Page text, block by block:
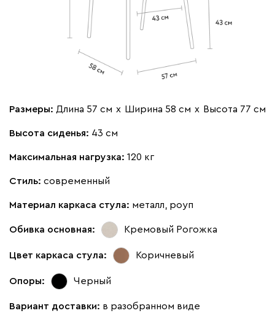
Размеры: Длина 57 см х Ширина 58 см х Высота 77 см
Высота сиденья: 43 см
Максимальная нагрузка: 120 кг
Стиль: современный
Материал каркаса стула: металл, роуп
Обивка основная: Кремовый Рогожка
Цвет каркаса стула: Коричневый
Опоры: Черный
Вариант доставки: в разобранном виде